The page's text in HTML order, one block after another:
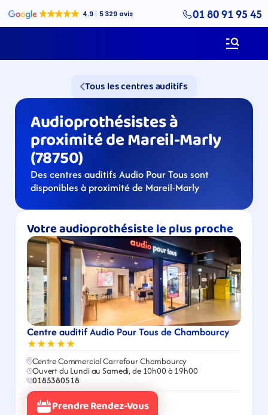
01 80 91 95 45
Tous les centres auditifs
Audioprothésistes à
proximité de Mareil-Marly
(78750)
Des centres auditifs Audio Pour Tous sont
disponibles à proximité de Mareil-Marly
Votre audioprothésiste le plus proche
Centre auditif Audio Pour Tous de Chambourcy
★★★★★
Centre Commercial Carrefour Chambourcy
Ouvert du Lundi au Samedi, de 10h00 à 19h00
0185380518
Prendre Rendez-Vous